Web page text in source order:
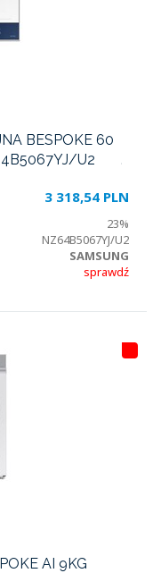
BESPOKE 60
U2
3 318,54 PLN
23%
NZ64B5067YJ/U2
SAMSUNG
sprawdź
HI
S
T
AI 9KG